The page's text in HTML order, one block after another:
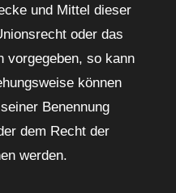
und Mittel dieser
oder das
vorgegeben, so kann
können
Benennung
dem Recht der
werden.